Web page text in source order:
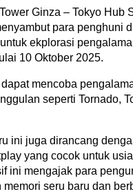
Ginza – Tokyo Hub
para penghuni
ekplorasi
10 Oktober 2025.
mencoba
seperti Tornado,
ini juga dirancang
yang cocok untuk
ini mengajak para
memori seru baru dan